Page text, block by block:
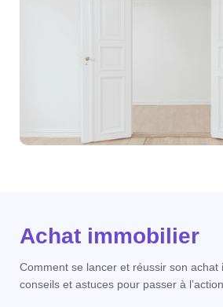
Achat immobilier
Comment se lancer et réussir son achat
conseils et astuces pour passer à l’action.